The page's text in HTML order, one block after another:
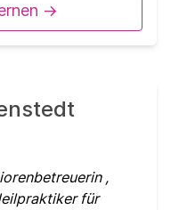
->
,
für